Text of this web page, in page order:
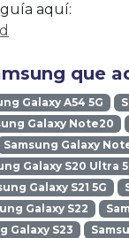
aquí:
que
Galaxy A54 5G
Galaxy Note20
Samsung Galaxy
Galaxy S20 Ultra
Galaxy S21 5G
Galaxy S22
Galaxy S23